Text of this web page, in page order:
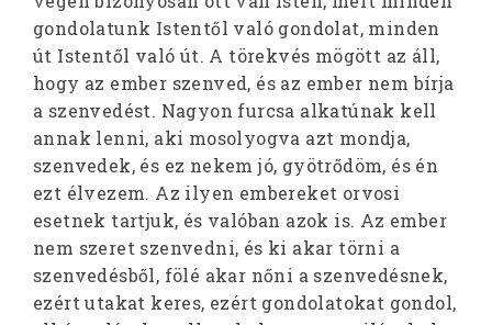
gondolatunk Istentől való gondolat, minden
út Istentől való út. A törekvés mögött az áll,
hogy az ember szenved, és az ember nem bírja
a szenvedést. Nagyon furcsa alkatúnak kell
annak lenni, aki mosolyogva azt mondja,
szenvedek, és ez nekem jó, gyötrődöm, és én
ezt élvezem. Az ilyen embereket orvosi
esetnek tartjuk, és valóban azok is. Az ember
nem szeret szenvedni, és ki akar törni a
szenvedésből, fölé akar nőni a szenvedésnek,
ezért utakat keres, ezért gondolatokat gondol,